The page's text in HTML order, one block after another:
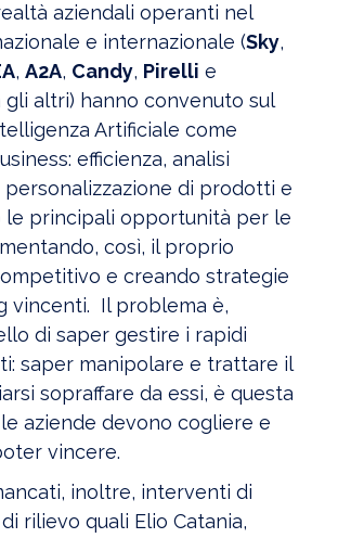
aziendali operanti nel
e internazionale (Sky,
, A2A, Candy, Pirelli e
gli altri) hanno convenuto sul
Artificiale come
efficienza, analisi
di prodotti e
le principali opportunità per le
così, il proprio
e creando strategie
vincenti. Il problema è,
di saper gestire i rapidi
saper manipolare e trattare il
sopraffare da essi, è questa
aziende devono cogliere e
vincere.
inoltre, interventi di
rilievo quali Elio Catania,